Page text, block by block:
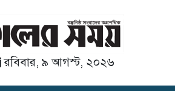
রবিবার, ৯ আগস্ট, ২০২৬